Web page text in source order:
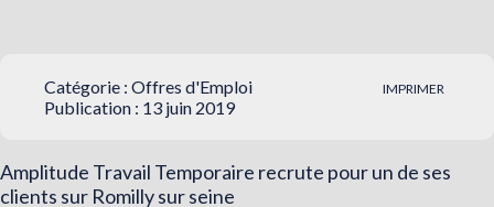
IMPRIMER
Catégorie : Offres d'Emploi
Publication : 13 juin 2019
Amplitude Travail Temporaire recrute pour un de ses
clients sur Romilly sur seine